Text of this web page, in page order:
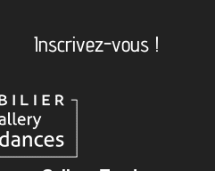
Inscrivez-vous !